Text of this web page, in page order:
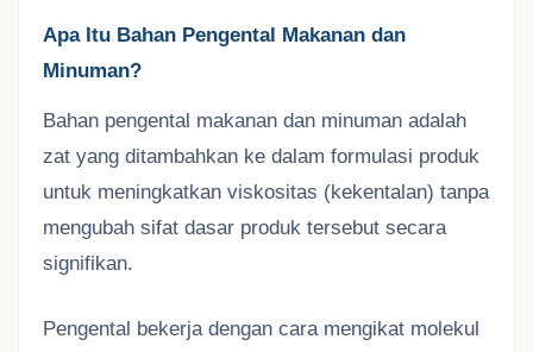
Apa Itu Bahan Pengental Makanan dan
Minuman?
Bahan pengental makanan dan minuman adalah
zat yang ditambahkan ke dalam formulasi produk
untuk meningkatkan viskositas (kekentalan) tanpa
mengubah sifat dasar produk tersebut secara
signifikan.
Pengental bekerja dengan cara mengikat molekul